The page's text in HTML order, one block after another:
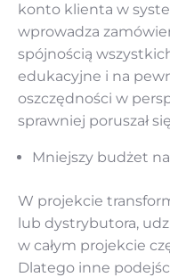
konto klienta w
wprowadza
spójnością
edukacyjne i na
oszczędności w
sprawniej poruszał
Mniejszy budżet
W projekcie
lub dystrybutora,
w całym projekcie
Dlatego inne